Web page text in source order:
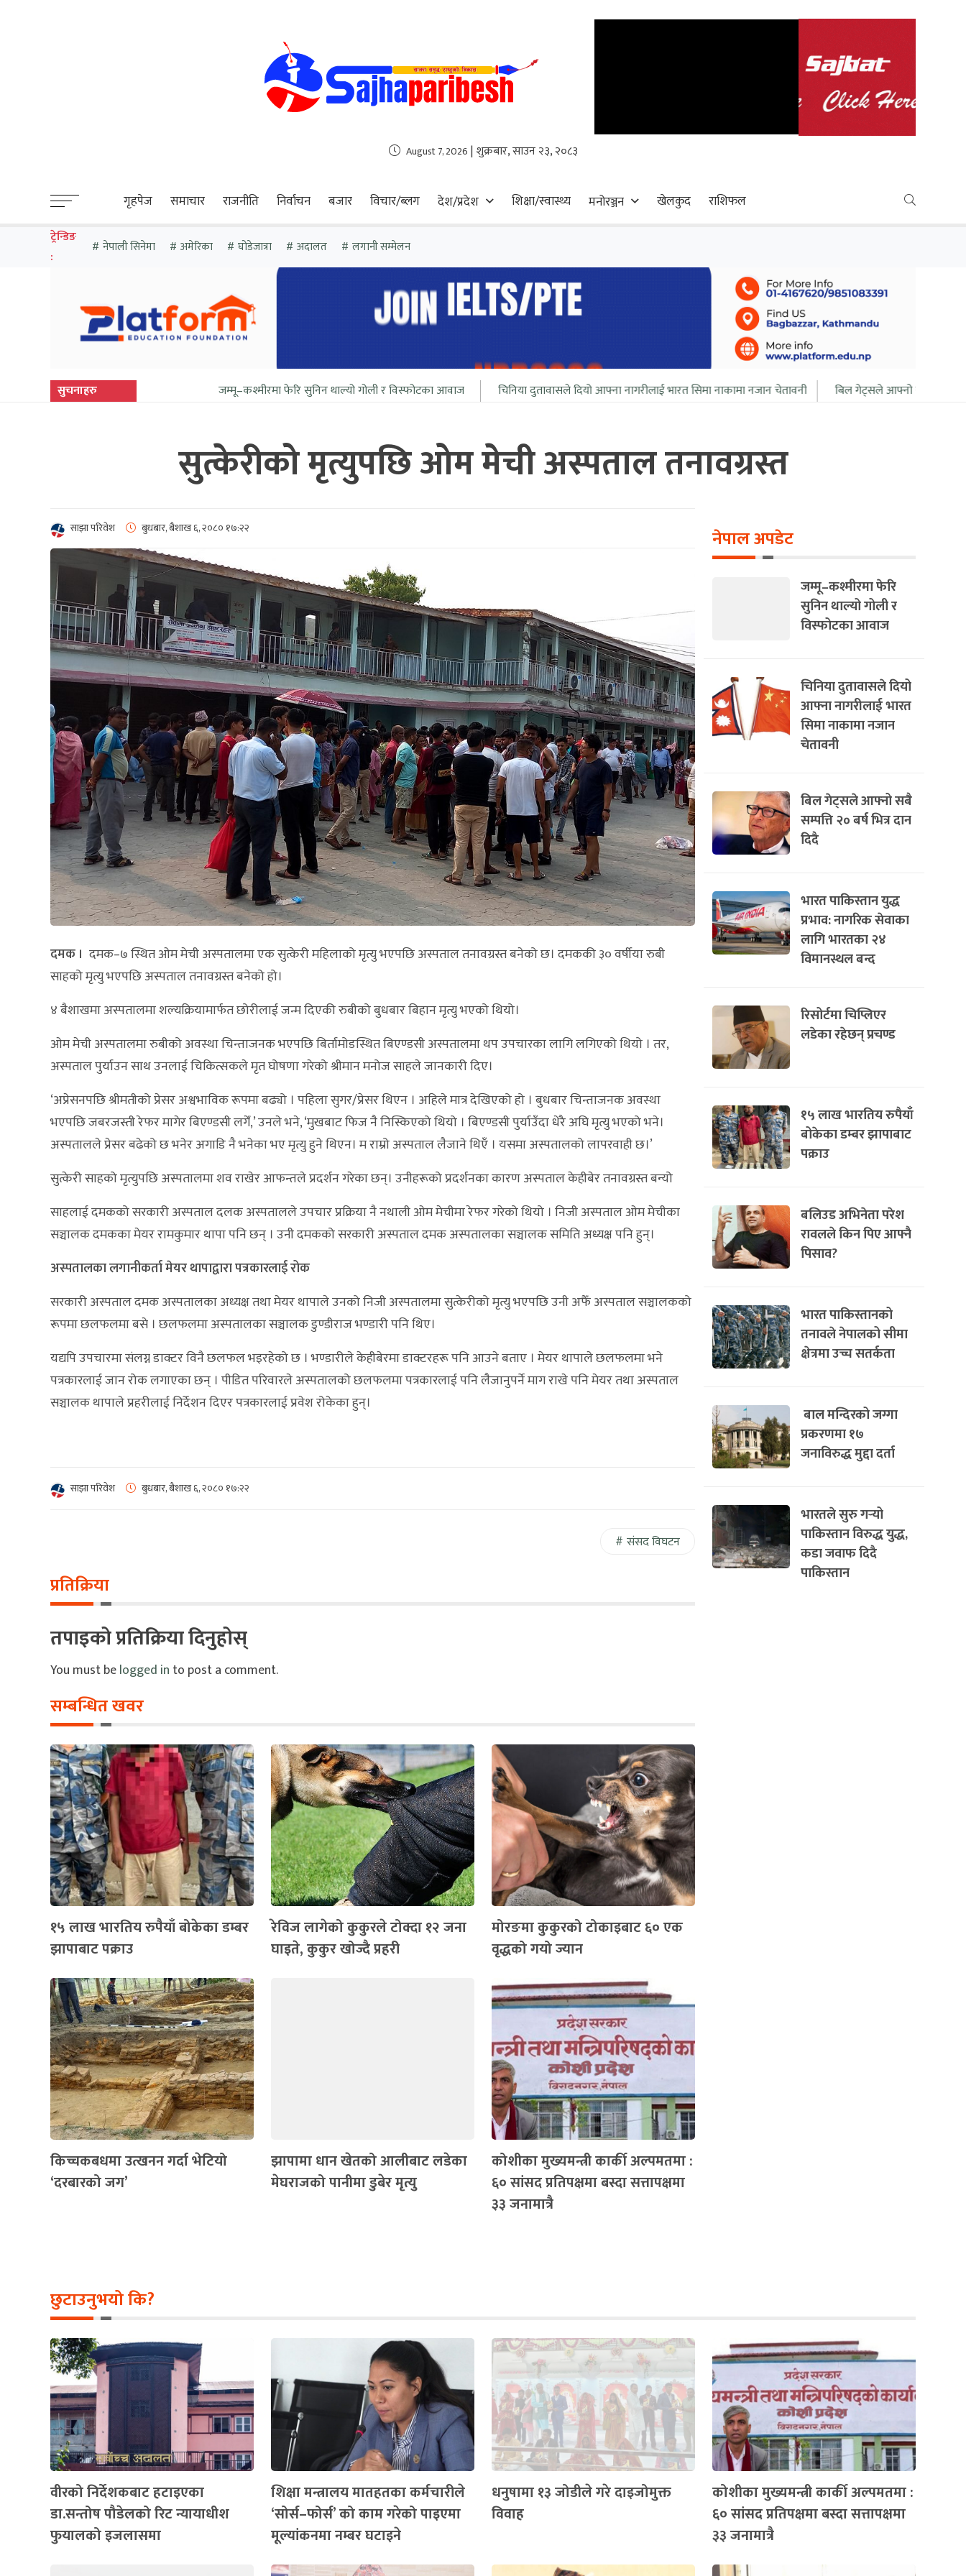
August 7, 2026 | शुक्रबार, साउन २३, २०८३
गृहपेज समाचार राजनीति निर्वाचन बजार विचार/ब्लग देश/प्रदेश शिक्षा/स्वास्थ्य मनोरञ्जन खेलकुद राशिफल
ट्रेन्डिङ
:
नेपाली सिनेमा अमेरिका घोडेजात्रा अदालत लगानी सम्मेलन
सुचनाहरु जम्मू–कश्मीरमा फेरि सुनिन थाल्यो गोली र विस्फोटका आवाज चिनिया दुतावासले दियो आफ्ना नागरीलाई भारत सिमा नाकामा नजान चेतावनी बिल गेट्सले आफ्नो सबै सम्पत्ति २० बर्ष भित्र दान दिदै
सुत्केरीको मृत्युपछि ओम मेची अस्पताल तनावग्रस्त
साझा परिवेश बुधबार, बैशाख ६, २०८० १७:२२
दमक । दमक–७ स्थित ओम मेची अस्पतालमा एक सुत्केरी महिलाको मृत्यु भएपछि अस्पताल तनावग्रस्त बनेको छ। दमककी ३० वर्षीया रुबी
साहको मृत्यु भएपछि अस्पताल तनावग्रस्त बनेको हो।
४ बैशाखमा अस्पतालमा शल्यक्रियामार्फत छोरीलाई जन्म दिएकी रुबीको बुधबार बिहान मृत्यु भएको थियो।
ओम मेची अस्पतालमा रुबीको अवस्था चिन्ताजनक भएपछि बिर्तामोडस्थित बिएण्डसी अस्पतालमा थप उपचारका लागि लगिएको थियो । तर,
अस्पताल पुर्याउन साथ उनलाई चिकित्सकले मृत घोषणा गरेको श्रीमान मनोज साहले जानकारी दिए।
‘अप्रेसनपछि श्रीमतीको प्रेसर अश्वभाविक रूपमा बढ्यो । पहिला सुगर/प्रेसर थिएन । अहिले मात्र देखिएको हो । बुधबार चिन्ताजनक अवस्था
भएपछि जबरजस्ती रेफर मागेर बिएण्डसी लगेँ,’ उनले भने, ‘मुखबाट फिज नै निस्किएको थियो । बिएण्डसी पुर्याउँदा धेरै अघि मृत्यु भएको भने।
अस्पतालले प्रेसर बढेको छ भनेर अगाडि नै भनेका भए मृत्यु हुने थिएन। म राम्रो अस्पताल लैजाने थिएँ । यसमा अस्पतालको लापरवाही छ।’
सुत्केरी साहको मृत्युपछि अस्पतालमा शव राखेर आफन्तले प्रदर्शन गरेका छन्। उनीहरूको प्रदर्शनका कारण अस्पताल केहीबेर तनावग्रस्त बन्यो
साहलाई दमकको सरकारी अस्पताल दलक अस्पतालले उपचार प्रक्रिया नै नथाली ओम मेचीमा रेफर गरेको थियो । निजी अस्पताल ओम मेचीका
सञ्चालक दमकका मेयर रामकुमार थापा पनि छन् । उनी दमकको सरकारी अस्पताल दमक अस्पतालका सञ्चालक समिति अध्यक्ष पनि हुन्।
अस्पतालका लगानीकर्ता मेयर थापाद्वारा पत्रकारलाई रोक
सरकारी अस्पताल दमक अस्पतालका अध्यक्ष तथा मेयर थापाले उनको निजी अस्पतालमा सुत्केरीको मृत्यु भएपछि उनी अफैँ अस्पताल सञ्चालकको
रूपमा छलफलमा बसे । छलफलमा अस्पतालका सञ्चालक डुण्डीराज भण्डारी पनि थिए।
यद्यपि उपचारमा संलग्न डाक्टर विनै छलफल भइरहेको छ । भण्डारीले केहीबेरमा डाक्टरहरू पनि आउने बताए । मेयर थापाले छलफलमा भने
पत्रकारलाई जान रोक लगाएका छन् । पीडित परिवारले अस्पतालको छलफलमा पत्रकारलाई पनि लैजानुपर्ने माग राखे पनि मेयर तथा अस्पताल
सञ्चालक थापाले प्रहरीलाई निर्देशन दिएर पत्रकारलाई प्रवेश रोकेका हुन्।
साझा परिवेश बुधबार, बैशाख ६, २०८० १७:२२
संसद विघटन
प्रतिक्रिया
तपाइको प्रतिक्रिया दिनुहोस्
You must belogged in to post a comment.
सम्बन्धित खवर
१५ लाख भारतिय रुपैयाँ बोकेका डम्बर
झापाबाट पक्राउ
रेविज लागेको कुकुरले टोक्दा १२ जना
घाइते, कुकुर खोज्दै प्रहरी
मोरङमा कुकुरको टोकाइबाट ६० एक
वृद्धको गयो ज्यान
किच्चकबधमा उत्खनन गर्दा भेटियो
‘दरबारको जग’
झापामा धान खेतको आलीबाट लडेका
मेघराजको पानीमा डुबेर मृत्यु
कोशीका मुख्यमन्त्री कार्की अल्पमतमा :
६० सांसद प्रतिपक्षमा बस्दा सत्तापक्षमा
३३ जनामात्रै
नेपाल अपडेट
जम्मू–कश्मीरमा फेरि
सुनिन थाल्यो गोली र
विस्फोटका आवाज
चिनिया दुतावासले दियो
आफ्ना नागरीलाई भारत
सिमा नाकामा नजान
चेतावनी
बिल गेट्सले आफ्नो सबै
सम्पत्ति २० बर्ष भित्र दान
दिदै
भारत पाकिस्तान युद्ध
प्रभाव: नागरिक सेवाका
लागि भारतका २४
विमानस्थल बन्द
रिसोर्टमा चिप्लिएर
लडेका रहेछन् प्रचण्ड
१५ लाख भारतिय रुपैयाँ
बोकेका डम्बर झापाबाट
पक्राउ
बलिउड अभिनेता परेश
रावलले किन पिए आफ्नै
पिसाव?
भारत पाकिस्तानको
तनावले नेपालको सीमा
क्षेत्रमा उच्च सतर्कता
बाल मन्दिरको जग्गा
प्रकरणमा १७
जनाविरुद्ध मुद्दा दर्ता
भारतले सुरु गर्‍यो
पाकिस्तान विरुद्ध युद्ध,
कडा जवाफ दिदै
पाकिस्तान
छुटाउनुभयो कि?
वीरको निर्देशकबाट हटाइएका
डा.सन्तोष पौडेलको रिट न्यायाधीश
फुयालको इजलासमा
शिक्षा मन्त्रालय मातहतका कर्मचारीले
‘सोर्स–फोर्स’ को काम गरेको पाइएमा
मूल्यांकनमा नम्बर घटाइने
धनुषामा १३ जोडीले गरे दाइजोमुक्त
विवाह
कोशीका मुख्यमन्त्री कार्की अल्पमतमा :
६० सांसद प्रतिपक्षमा बस्दा सत्तापक्षमा
३३ जनामात्रै